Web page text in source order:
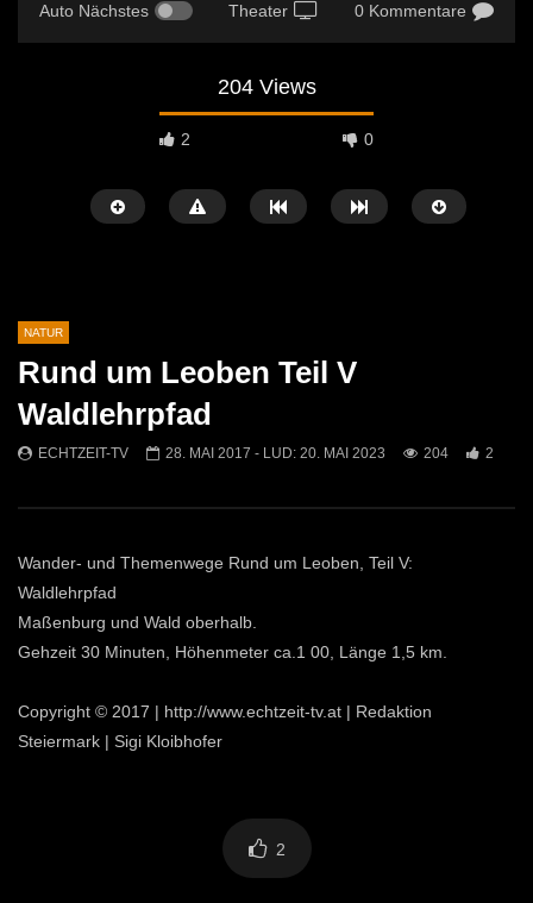
Auto Nächstes Theater 0 Kommentare
204 Views
2 0
NATUR
Rund um Leoben Teil V
Waldlehrpfad
ECHTZEIT-TV 28. MAI 2017 - LUD: 20. MAI 2023 204 2
Wander- und Themenwege Rund um Leoben, Teil V:
Waldlehrpfad
Maßenburg und Wald oberhalb.
Gehzeit 30 Minuten, Höhenmeter ca.1 00, Länge 1,5 km.
Copyright © 2017 | http://www.echtzeit-tv.at | Redaktion
Steiermark | Sigi Kloibhofer
2